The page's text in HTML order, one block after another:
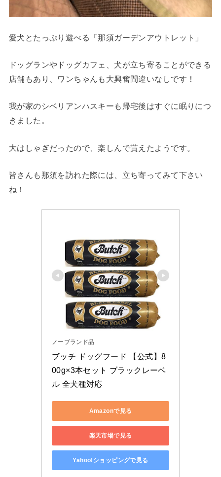
愛犬とたっぷり遊べる「那須ガーデンアウトレット」
ドッグランやドッグカフェ、犬が立ち寄ることができる
店舗もあり、ワンちゃんも大興奮間違いなしです！
我が家のシベリアンハスキーも帰宅後はすぐに眠りにつ
きました。
大はしゃぎだったので、楽しんで貰えたようです。
皆さんも那須を訪れた際には、立ち寄ってみて下さい
ね！
ノーブランド品
ブッチ ドッグフード 【公式】8
00g×3本セット ブラックレーベ
ル 全犬種対応
Amazonで見る
楽天市場で見る
Yahoo!ショッピングで見る